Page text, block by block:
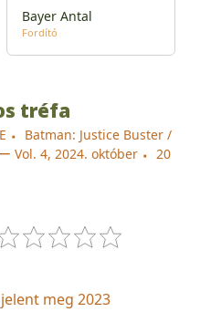
Bayer Antal
Fordító
tréfa
Batman: Justice Buster /
Vol. 4, 2024. október
20
meg 2023